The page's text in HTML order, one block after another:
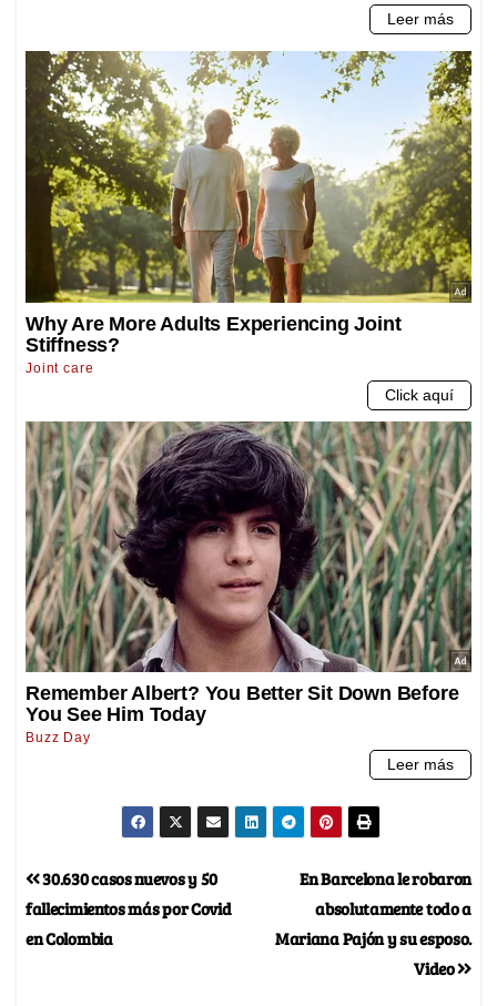
En Barcelona le robaron
absolutamente todo a
Mariana Pajón y su esposo.
Video
30.630 casos nuevos y 50
fallecimientos más por Covid
en Colombia